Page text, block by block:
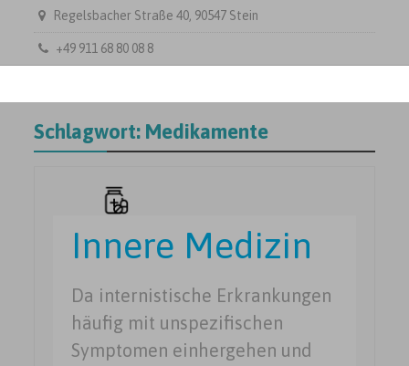
Regelsbacher Straße 40, 90547 Stein
+49 911 68 80 08 8
Schlagwort: Medikamente
Innere Medizin
Da internistische Erkrankungen
häufig mit unspezifischen
Symptomen einhergehen und